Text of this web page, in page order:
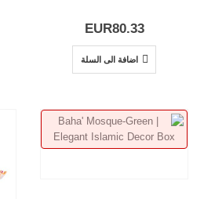
EUR80.33
اضافة الى السلة